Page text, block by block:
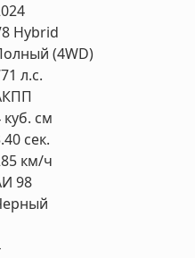
Hybrid
(4WD)
л.с.
куб. см
cек.
км/ч
98